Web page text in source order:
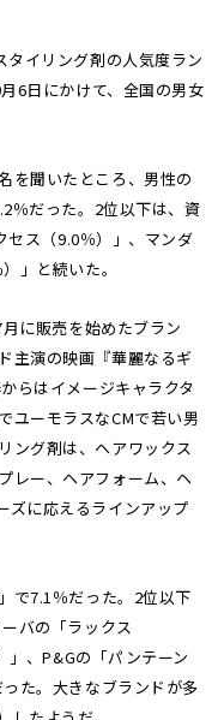
イリング剤の人気度ラン
6日にかけて、全国の男女
を聞いたところ、男性の
％だった。2位以下は、資
セス（9.0％）」、マンダ
」と続いた。
に販売を始めたブラン
主演の映画『華麗なるギ
らはイメージキャラクタ
ユーモラスなCMで若い男
ング剤は、ヘアワックス
レー、ヘアフォーム、ヘ
ズに応えるラインアップ
で7.1％だった。2位以下
バの「ラックス
」、P&Gの「パンテーン
た。大きなブランドが多